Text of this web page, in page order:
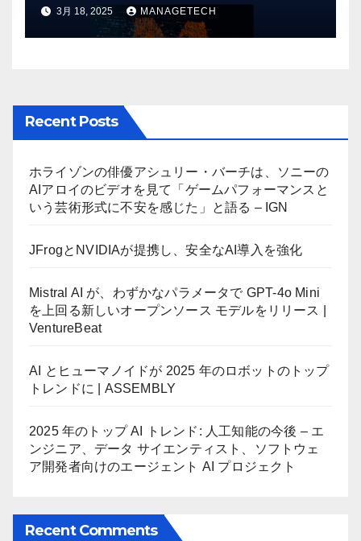
リース | VentureBeat
3月 18, 2025 MANAGETECH
Recent Posts
ホライゾンの俳優アシュリー・バーチは、ソニーの
AIアロイのビデオを見て「ゲームパフォーマンスと
いう芸術形式に不安を感じた」と語る – IGN
JFrogとNVIDIAが提携し、安全なAI導入を強化
Mistral AI が、わずかなパラメータで GPT-4o Mini
を上回る新しいオープンソース モデルをリリース |
VentureBeat
AI とヒューマノイドが 2025 年のロボットのトップ
トレンドに | ASSEMBLY
2025 年のトップ AI トレンド: 人工知能の今後 – エ
ンジニア、データ サイエンティスト、ソフトウェ
ア開発者向けのエージェント AI プロジェクト
Recent Comments